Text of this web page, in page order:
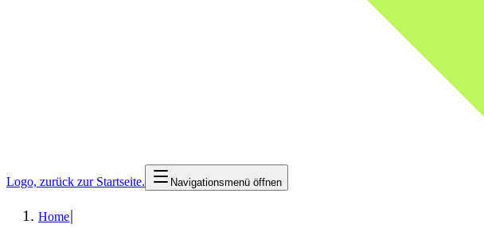
Logo, zurück zur Startseite. Navigationsmenü öffnen
Home|